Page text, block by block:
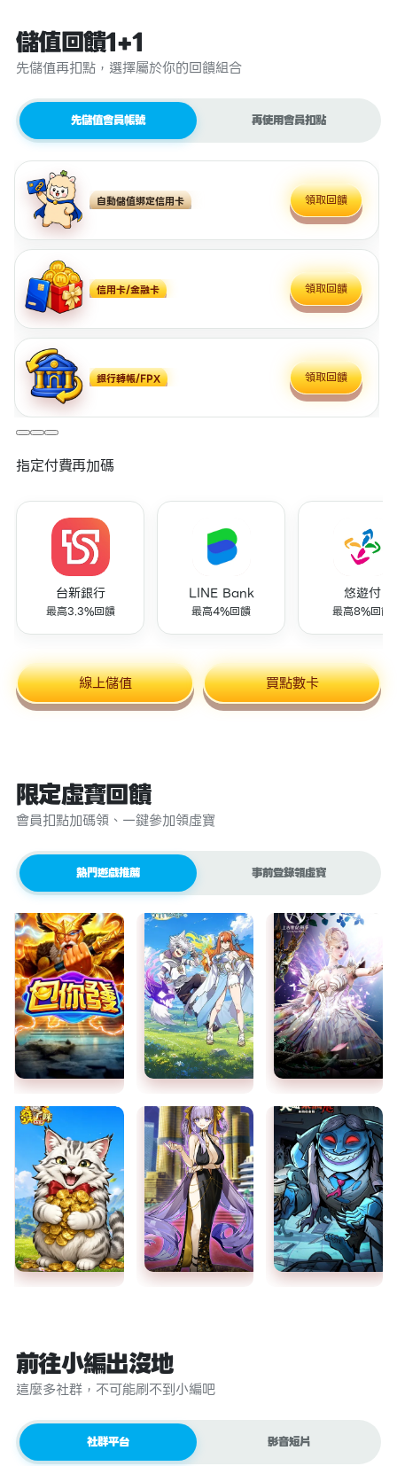
儲值回饋1+1
先儲值再扣點，選擇屬於你的回饋組合
先儲值會員帳號 再使用會員扣點
自動儲值綁定信用卡 領取回饋
信用卡/金融卡 領取回饋
銀行轉帳/FPX 領取回饋
指定付費再加碼
台新銀行
最高3.3%回饋
LINE Bank
最高4%回饋
悠遊付
最高8%回饋
線上儲值 買點數卡
限定虛寶回饋
會員扣點加碼領、一鍵參加領虛寶
熱門遊戲推薦 事前登錄領虛寶
前往小編出沒地
這麼多社群，不可能刷不到小編吧
社群平台 影音短片